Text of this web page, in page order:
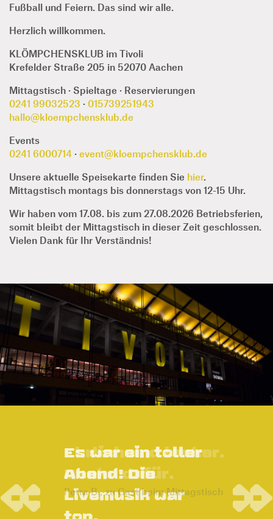
Fußball und Feiern. Das sind wir alle.
Herzlich willkommen.
KLÖMPCHENSKLUB im Tivoli
Krefelder Straße 205 in 52070 Aachen
Mittagstisch · Spieltage · Reservierungen
0241 99032523 · 015739251943
hallo@kloempchensklub.de
Events
0241 6000714 · event@kloempchensklub.de
Unsere aktuelle Speisekarte finden Sie hier.
Mittagstisch montags bis donnerstags von 12-15 Uhr.
Wir haben vom 17.08. bis zum 27.08.2026 Betriebsferien,
somit bleibt der Mittagstisch in dieser Zeit geschlossen.
Vielen Dank für Ihr Verständnis!
Ehrlich und
lecker. Danke
dafür.
Petra B., zu Gast beim
Previous Next